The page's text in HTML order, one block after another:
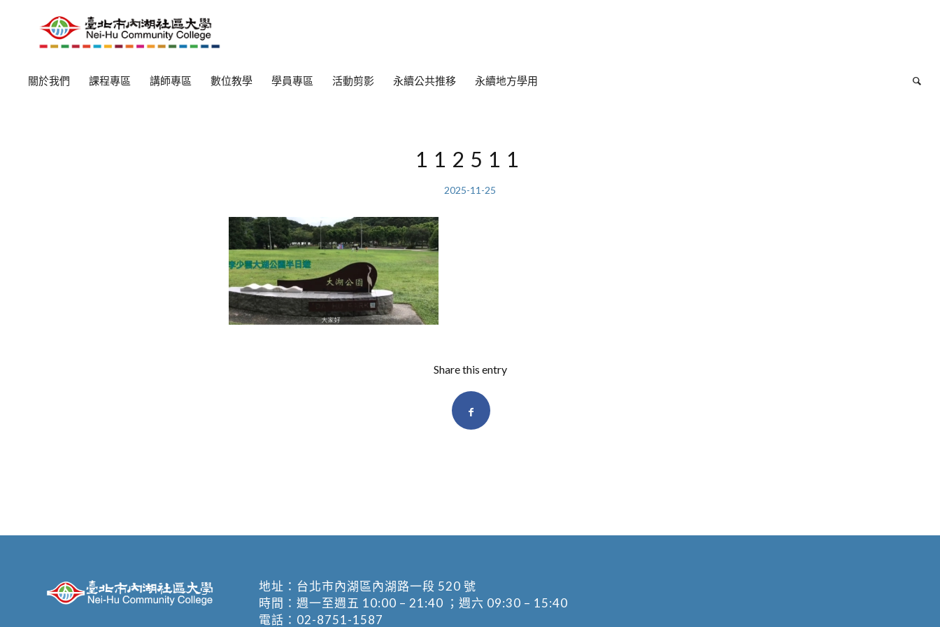
關於我們 課程專區 講師專區 數位教學 學員專區 活動剪影 永續公共推移 永續地方學用
112511
2025-11-25
Share this entry
地址： 台北市內湖區內湖路一段 520 號
時間：週一至週五 10:00 – 21:40 ；週六 09:30 – 15:40
電話： 02-8751-1587